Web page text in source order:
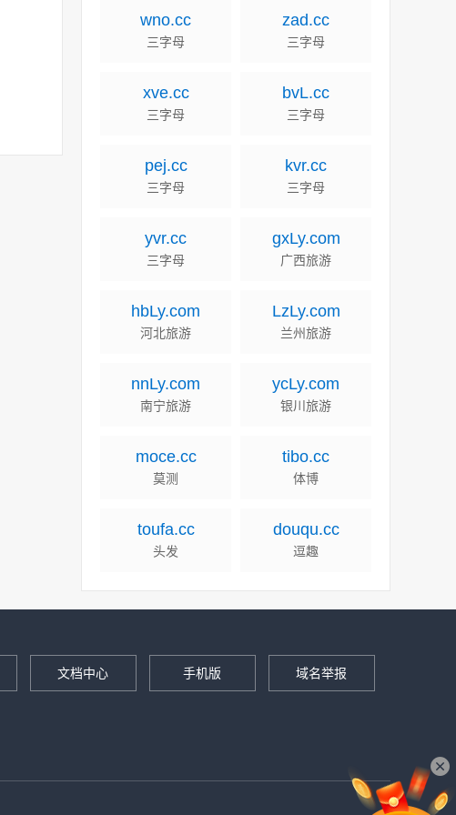
wno.cc
三字母
zad.cc
三字母
xve.cc
三字母
bvL.cc
三字母
pej.cc
三字母
kvr.cc
三字母
yvr.cc
三字母
gxLy.com
广西旅游
hbLy.com
河北旅游
LzLy.com
兰州旅游
nnLy.com
南宁旅游
ycLy.com
银川旅游
moce.cc
莫测
tibo.cc
体博
toufa.cc
头发
douqu.cc
逗趣
文档中心 手机版 域名举报